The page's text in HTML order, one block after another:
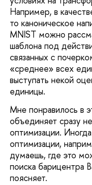
Например, в
то каноническое
MNIST можно
шаблона под
связанных с
«среднее» всех
выступать некой
единицы.
Мне понравилось в
объединяет сразу
оптимизации.
оптимизации,
думаешь, где это
поиска барицентра
поясняет.